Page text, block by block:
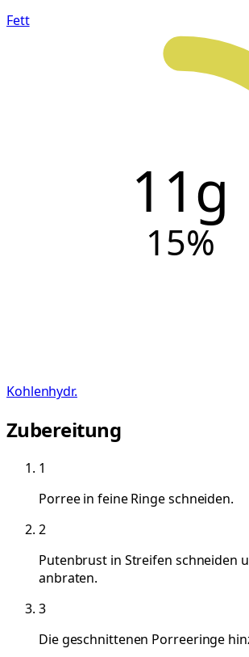
Fett
11g
15%
Kohlenhydr.
Zubereitung
1
Porree in feine Ringe schneiden.
2
Putenbrust in Streifen schneiden
anbraten.
3
Die geschnittenen Porreeringe